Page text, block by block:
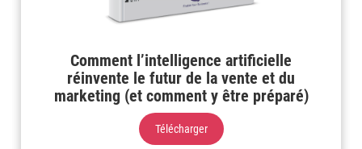
Comment l’intelligence artificielle
réinvente le futur de la vente et du
marketing (et comment y être préparé)
Télécharger